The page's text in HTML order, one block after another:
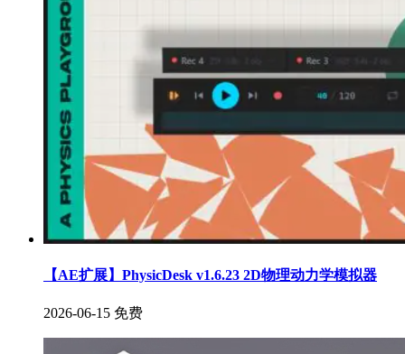
【AE扩展】PhysicDesk v1.6.23 2D物理动力学模拟器
2026-06-15 免费